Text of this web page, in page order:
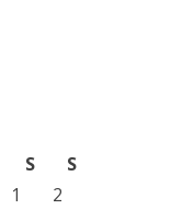
S
S
1
2